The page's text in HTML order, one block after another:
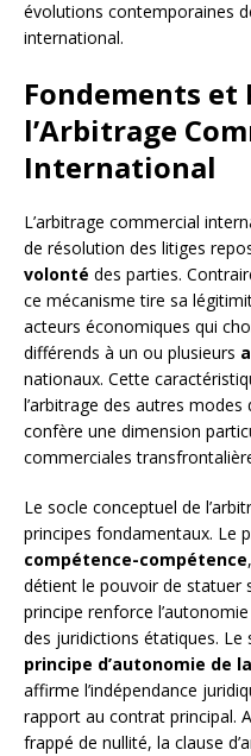
évolutions contemporaines
international.
Fondements et
l’Arbitrage
International
L’arbitrage commercial
de résolution des litiges
volonté des parties.
ce mécanisme tire sa
acteurs économiques qui
différends à un ou plusieurs
nationaux. Cette
l’arbitrage des autres
confère une dimension
commerciales
Le socle conceptuel de
principes fondamentaux. Le
compétence-compétence
détient le pouvoir de statuer
principe renforce
des juridictions étatiques. Le
principe d’autonomie de
affirme l’indépendance
rapport au contrat principal.
frappé de nullité, la clause